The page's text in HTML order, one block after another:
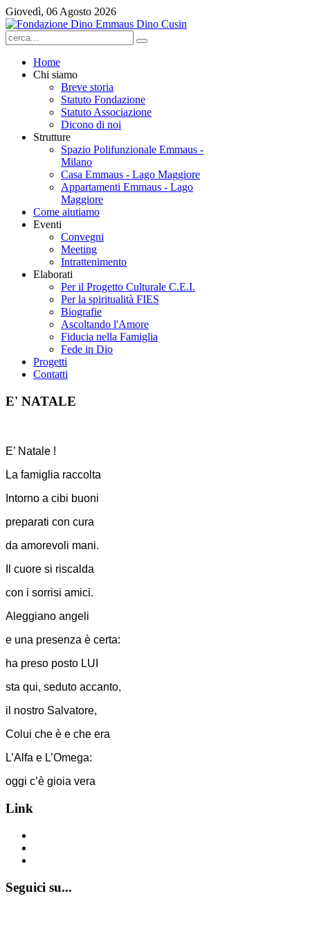
Giovedì, 06 Agosto 2026
Home
Chi siamo
Breve storia
Statuto Fondazione
Statuto Associazione
Dicono di noi
Strutture
Spazio Polifunzionale Emmaus -
Milano
Casa Emmaus - Lago Maggiore
Appartamenti Emmaus - Lago
Maggiore
Come aiutiamo
Eventi
Convegni
Meeting
Intrattenimento
Elaborati
Per il Progetto Culturale C.E.I.
Per la spiritualità FIES
Biografie
Ascoltando l'Amore
Fiducia nella Famiglia
Fede in Dio
Progetti
Contatti
E' NATALE
E’ Natale !
La famiglia raccolta
Intorno a cibi buoni
preparati con cura
da amorevoli mani.
Il cuore si riscalda
con i sorrisi amici.
Aleggiano angeli
e una presenza è certa:
ha preso posto LUI
sta qui, seduto accanto,
il nostro Salvatore,
Colui che è e che era
L’Alfa e L’Omega:
oggi c’è gioia vera
Link
Seguici su...